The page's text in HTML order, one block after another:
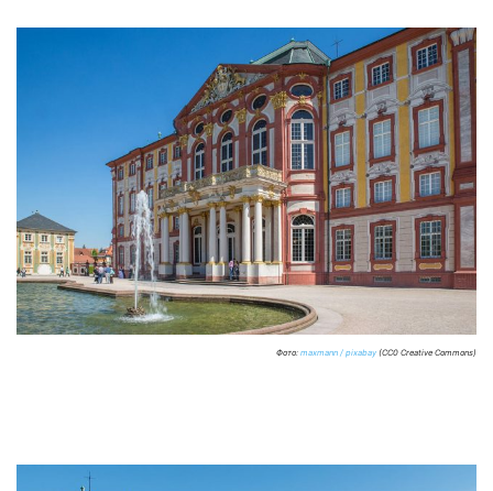
Фото: maxmann / pixabay (CC0 Creative Commons)